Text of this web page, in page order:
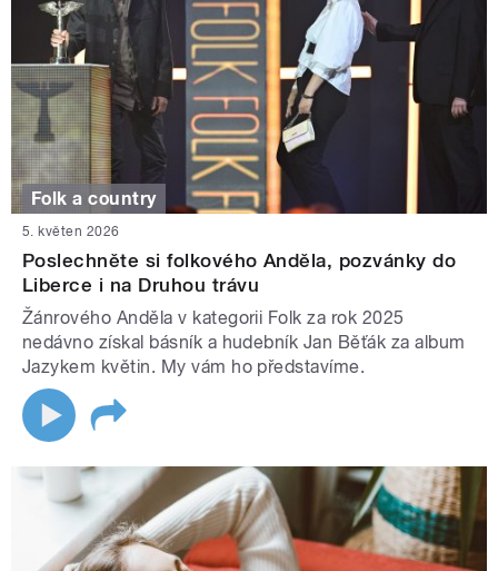
Folk a country
5. květen 2026
Poslechněte si folkového Anděla, pozvánky do
Liberce i na Druhou trávu
Žánrového Anděla v kategorii Folk za rok 2025
nedávno získal básník a hudebník Jan Běťák za album
Jazykem květin. My vám ho představíme.